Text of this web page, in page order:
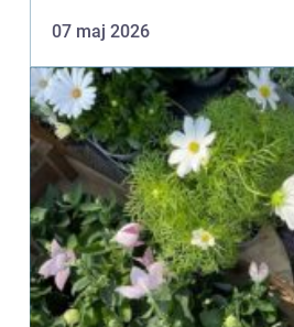
en nyckel...
07 maj 2026